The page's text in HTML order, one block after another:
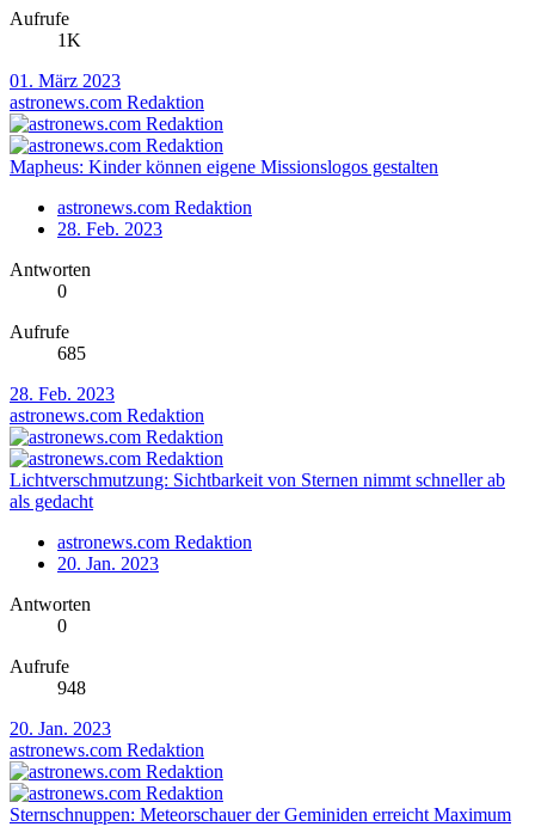
Aufrufe
1K
01. März 2023
astronews.com Redaktion
Mapheus: Kinder können eigene Missionslogos gestalten
astronews.com Redaktion
28. Feb. 2023
Antworten
0
Aufrufe
685
28. Feb. 2023
astronews.com Redaktion
Lichtverschmutzung: Sichtbarkeit von Sternen nimmt schneller ab
als gedacht
astronews.com Redaktion
20. Jan. 2023
Antworten
0
Aufrufe
948
20. Jan. 2023
astronews.com Redaktion
Sternschnuppen: Meteorschauer der Geminiden erreicht Maximum